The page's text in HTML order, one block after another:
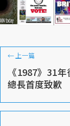
←上一篇
《1987》31
總長首度致歉